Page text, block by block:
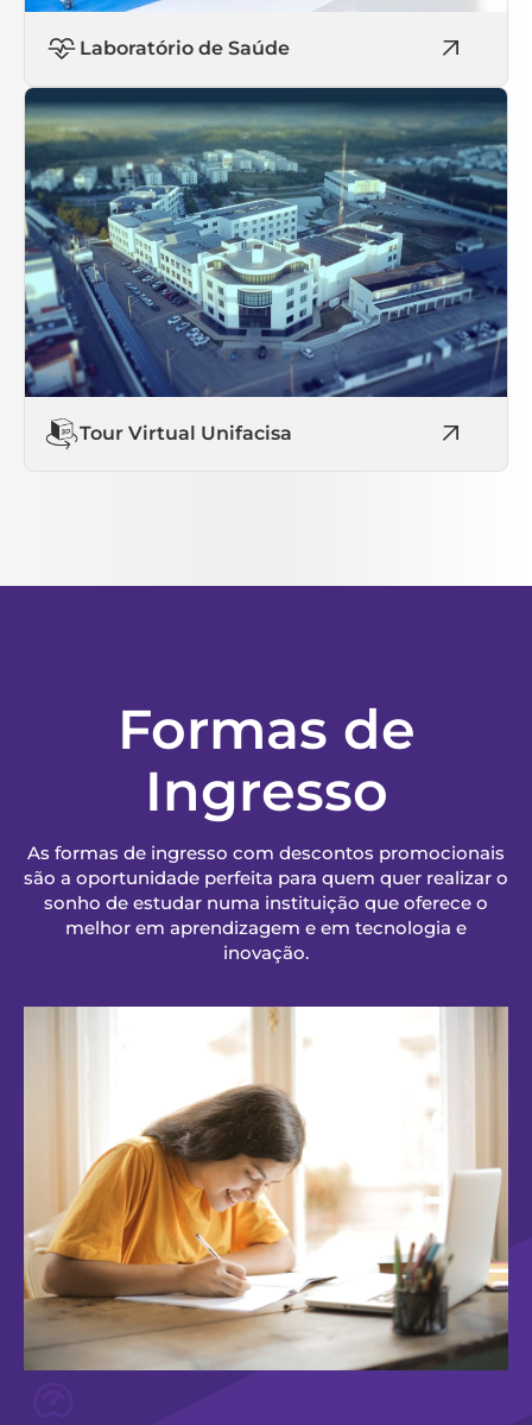
Laboratório de Saúde
Tour Virtual Unifacisa
Formas de
Ingresso
As formas de ingresso com descontos promocionais
são a oportunidade perfeita para quem quer realizar o
sonho de estudar numa instituição que oferece o
melhor em aprendizagem e em tecnologia e
inovação.